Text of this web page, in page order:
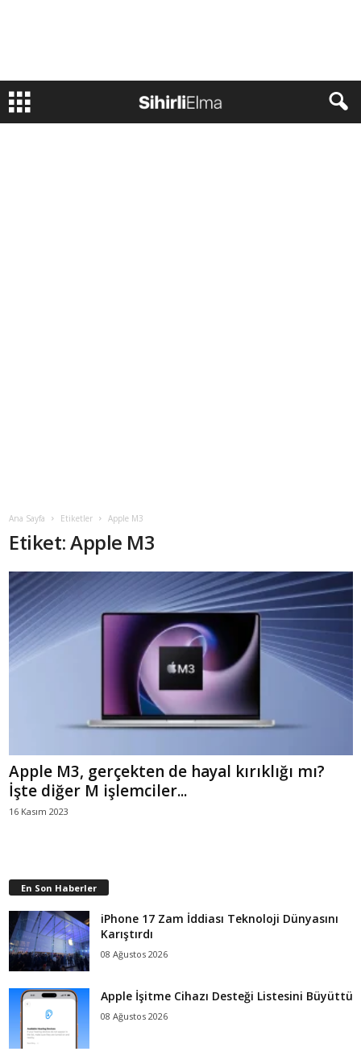
Ana Sayfa Etiketler Apple M3
Etiket: Apple M3
Apple M3, gerçekten de hayal kırıklığı mı?
İşte diğer M işlemciler...
16 Kasım 2023
En Son Haberler
iPhone 17 Zam İddiası Teknoloji Dünyasını
Karıştırdı
08 Ağustos 2026
Apple İşitme Cihazı Desteği Listesini Büyüttü
08 Ağustos 2026